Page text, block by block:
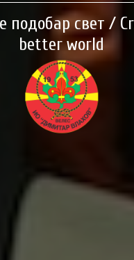
подобар свет /
better world